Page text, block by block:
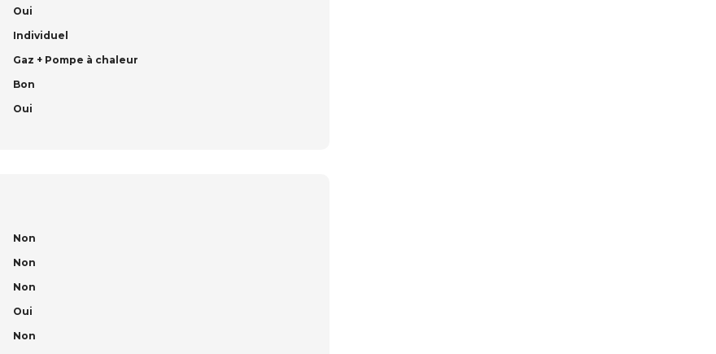
Oui
Individuel
Gaz + Pompe à chaleur
Bon
Oui
Non
Non
Non
Oui
Non